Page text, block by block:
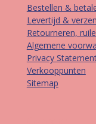
Bestellen &
Levertijd &
Retourneren,
Algemene
Privacy
Verkooppunten
Sitemap